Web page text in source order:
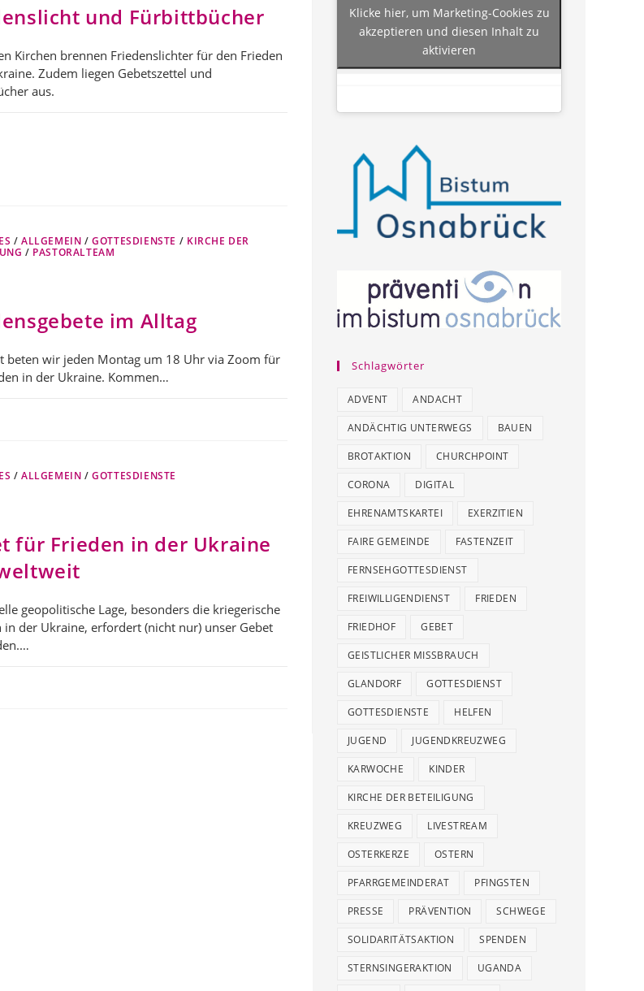
und Fürbittbücher
Kirchen brennen Friedenslichter für den Frieden
Zudem liegen Gebetszettel und
aus.
/ALLGEMEIN /GOTTESDIENSTE / KIRCHE DER
/ PASTORALTEAM
im Alltag
beten wir jeden Montag um 18 Uhr via Zoom für
in der Ukraine. Kommen…
/ALLGEMEIN /GOTTESDIENSTE
für Frieden in der Ukraine
geopolitische Lage, besonders die kriegerische
in der Ukraine, erfordert (nicht nur) unser Gebet
Klicke hier, um Marketing-Cookies zu
akzeptieren und diesen Inhalt zu
aktivieren
Schlagwörter
ADVENT ANDACHT
ANDÄCHTIG UNTERWEGS BAUEN
BROTAKTION CHURCHPOINT
CORONA DIGITAL
EHRENAMTSKARTEI EXERZITIEN
FAIRE GEMEINDE FASTENZEIT
FERNSEHGOTTESDIENST
FREIWILLIGENDIENST FRIEDEN
FRIEDHOF GEBET
GEISTLICHER MISSBRAUCH
GLANDORF GOTTESDIENST
GOTTESDIENSTE HELFEN
JUGEND JUGENDKREUZWEG
KARWOCHE KINDER
KIRCHE DER BETEILIGUNG
KREUZWEG LIVESTREAM
OSTERKERZE OSTERN
PFARRGEMEINDERAT PFINGSTEN
PRESSE PRÄVENTION SCHWEGE
SOLIDARITÄTSAKTION SPENDEN
STERNSINGERAKTION UGANDA